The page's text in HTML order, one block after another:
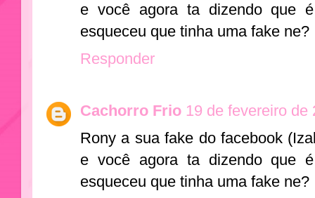
e você agora ta dizendo que
esqueceu que tinha uma fake ne?
Responder
Cachorro Frio 19 de fevereiro de
Rony a sua fake do facebook
e você agora ta dizendo que
esqueceu que tinha uma fake ne?